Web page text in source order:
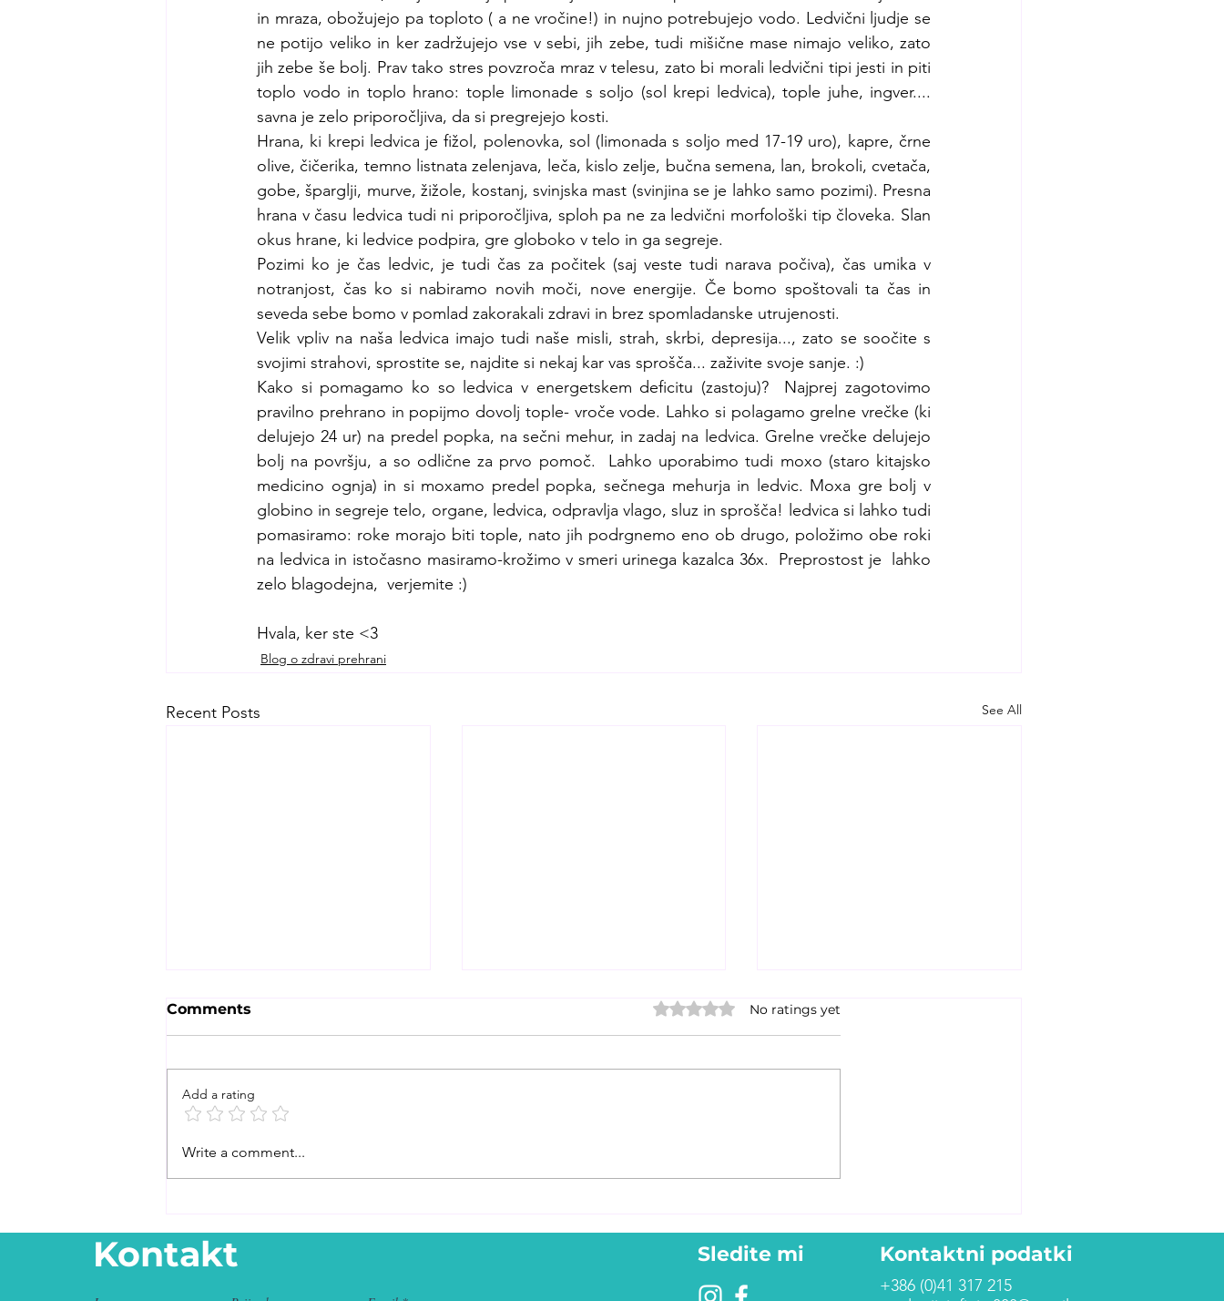
in mraza, obožujejo pa toploto ( a ne vročine!) in nujno potrebujejo vodo. Ledvični ljudje se
ne potijo veliko in ker zadržujejo vse v sebi, jih zebe, tudi mišične mase nimajo veliko, zato
jih zebe še bolj. Prav tako stres povzroča mraz v telesu, zato bi morali ledvični tipi jesti in piti
toplo vodo in toplo hrano: tople limonade s soljo (sol krepi ledvica), tople juhe, ingver....
savna je zelo priporočljiva, da si pregrejejo kosti.
Hrana, ki krepi ledvica je fižol, polenovka, sol (limonada s soljo med 17-19 uro), kapre, črne
olive, čičerika, temno listnata zelenjava, leča, kislo zelje, bučna semena, lan, brokoli, cvetača,
gobe, šparglji, murve, žižole, kostanj, svinjska mast (svinjina se je lahko samo pozimi). Presna
hrana v času ledvica tudi ni priporočljiva, sploh pa ne za ledvični morfološki tip človeka. Slan
okus hrane, ki ledvice podpira, gre globoko v telo in ga segreje.
Pozimi ko je čas ledvic, je tudi čas za počitek (saj veste tudi narava počiva), čas umika v
notranjost, čas ko si nabiramo novih moči, nove energije. Če bomo spoštovali ta čas in
seveda sebe bomo v pomlad zakorakali zdravi in brez spomladanske utrujenosti.
Velik vpliv na naša ledvica imajo tudi naše misli, strah, skrbi, depresija..., zato se soočite s
svojimi strahovi, sprostite se, najdite si nekaj kar vas sprošča... zaživite svoje sanje. :)
Kako si pomagamo ko so ledvica v energetskem deficitu (zastoju)?  Najprej zagotovimo
pravilno prehrano in popijmo dovolj tople- vroče vode. Lahko si polagamo grelne vrečke (ki
delujejo 24 ur) na predel popka, na sečni mehur, in zadaj na ledvica. Grelne vrečke delujejo
bolj na površju, a so odlične za prvo pomoč.  Lahko uporabimo tudi moxo (staro kitajsko
medicino ognja) in si moxamo predel popka, sečnega mehurja in ledvic. Moxa gre bolj v
globino in segreje telo, organe, ledvica, odpravlja vlago, sluz in sprošča! ledvica si lahko tudi
pomasiramo: roke morajo biti tople, nato jih podrgnemo eno ob drugo, položimo obe roki
na ledvica in istočasno masiramo-krožimo v smeri urinega kazalca 36x.  Preprostost je  lahko
zelo blagodejna,  verjemite :)
Hvala, ker ste <3
Blog o zdravi prehrani
Recent Posts See All
Razstrupljanje po TKM:
drastične diete?
po TKM skozi letne čase
Comments Rated 0 out of 5 stars.
No ratings yet
Add a rating
Write a comment...
Kontakt Kontaktni podatki
Sledite mi
+386 (0)41 317 215